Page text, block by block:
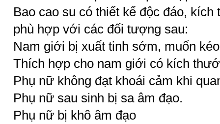
Bao cao su có thiết kế độc đáo,
phù hợp với các đối tượng sau:
Nam giới bị xuất tinh sớm, muốn
Thích hợp cho nam giới có kích
Phụ nữ không đạt khoái cảm khi
Phụ nữ sau sinh bị sa âm đạo.
Phụ nữ bị khô âm đạo